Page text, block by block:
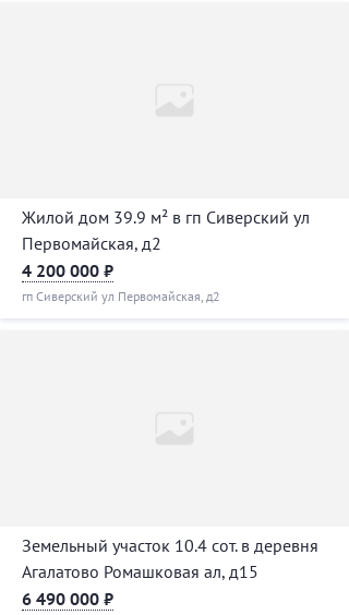
Жилой дом 39.9 м² в гп Сиверский ул
Первомайская, д2
4 200 000 ₽
гп Сиверский ул Первомайская, д2
Земельный участок 10.4 сот. в деревня
Агалатово Ромашковая ал, д15
6 490 000 ₽